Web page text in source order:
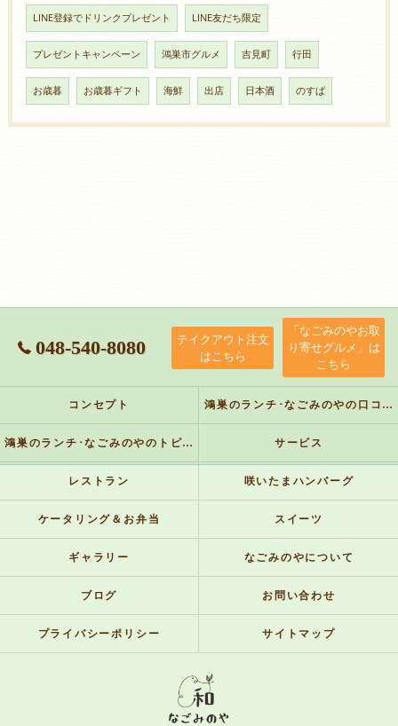
LINE登録でドリンクプレゼント LINE友だち限定
プレゼントキャンペーン 鴻巣市グルメ 吉見町 行田
お歳暮 お歳暮ギフト 海鮮 出店 日本酒 のすぱ
048-540-8080
テイクアウト注文
はこちら
「なごみのやお取
り寄せグルメ」は
こちら
コンセプト 鴻巣のランチ･なごみのやの口コミ情報
鴻巣のランチ･なごみのやのトピックス サービス
レストラン 咲いたまハンバーグ
ケータリング＆お弁当 スイーツ
ギャラリー なごみのやについて
ブログ お問い合わせ
プライバシーポリシー サイトマップ